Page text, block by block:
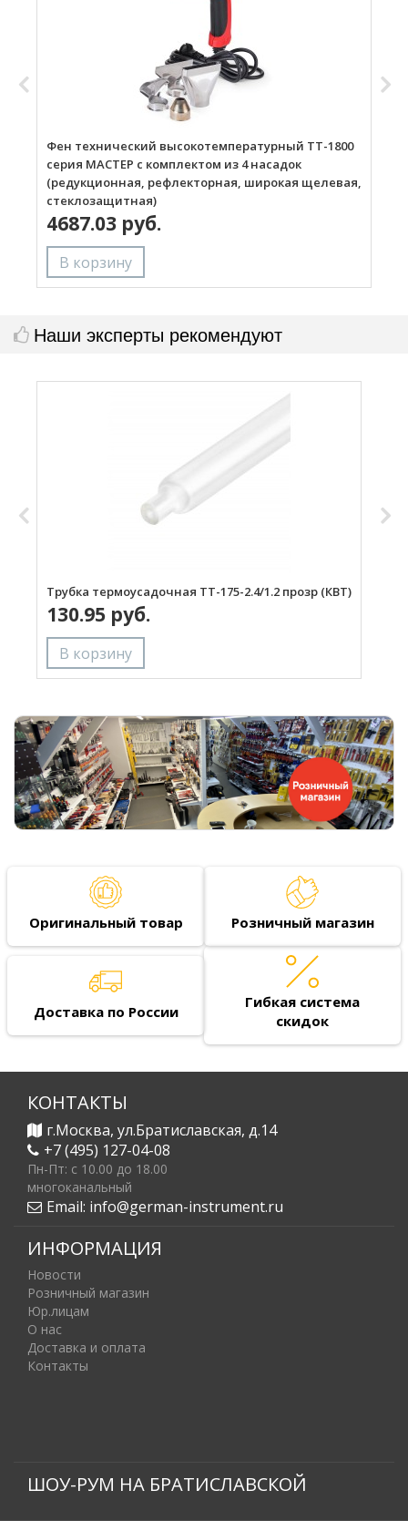
Фен технический высокотемпературный ТТ-1800
серия МАСТЕР с комплектом из 4 насадок
(редукционная, рефлекторная, широкая щелевая,
стеклозащитная)
4687.03 руб.
Наши эксперты рекомендуют
Трубка термоусадочная ТТ-175-2.4/1.2 прозр (КВТ)
130.95 руб.
Оригинальный товар Розничный магазин
Доставка по России
Гибкая система
скидок
КОНТАКТЫ
г.Москва, ул.Братиславская, д.14
+7 (495) 127-04-08
Пн-Пт: c 10.00 до 18.00
многоканальный
Email: info@german-instrument.ru
ИНФОРМАЦИЯ
Новости
Розничный магазин
Юр.лицам
О нас
Доставка и оплата
Контакты
ШОУ-РУМ НА БРАТИСЛАВСКОЙ